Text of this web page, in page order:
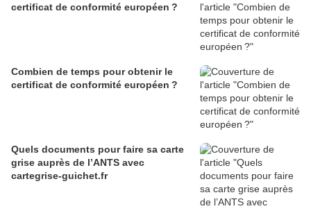
certificat de conformité européen ?
Combien de temps pour obtenir le
certificat de conformité européen ?
Quels documents pour faire sa carte
grise auprès de l’ANTS avec
cartegrise-guichet.fr